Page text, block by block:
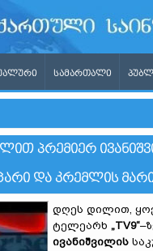
ᲡᲐᲛᲐᲠᲗᲐᲚᲘ
ᲞᲠᲔᲛᲘᲔᲠ
ᲓᲐ ᲙᲠᲔᲛᲚᲘᲡ
დღეს დილით,
ტელეარხ „TV9“
ივანიშვილის